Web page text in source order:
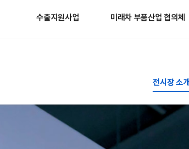
수출지원사업 미래차 부품산업 협의체
전시장 소개